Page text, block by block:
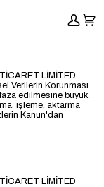
LİMİTED
Verilerin Korunması
edilmesine büyük
işleme, aktarma
Kanun'dan
LİMİTED